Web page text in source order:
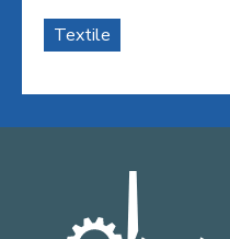
Textile